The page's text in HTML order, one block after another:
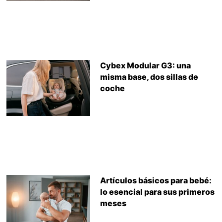
Cybex Modular G3: una
misma base, dos sillas de
coche
Artículos básicos para bebé:
lo esencial para sus primeros
meses